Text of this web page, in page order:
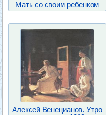
Мать со своим ребенком
Алексей Венецианов. Утро